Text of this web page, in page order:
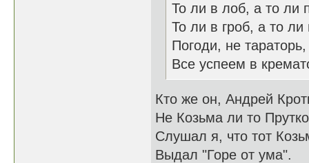
То ли в лоб, а то ли
То ли в гроб, а то ли
Погоди, не тараторь,
Все успеем в
Кто же он, Андрей
Не Козьма ли то
Слушал я, что тот
Выдал "Горе от ума".